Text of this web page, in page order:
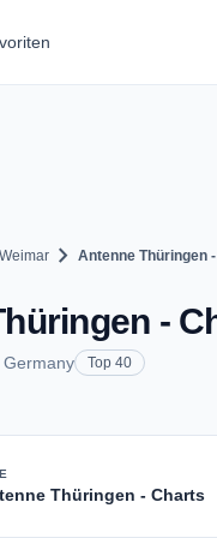
Weimar chevron_right Antenne Thüringen
-
Top 40
Thüringen - Charts